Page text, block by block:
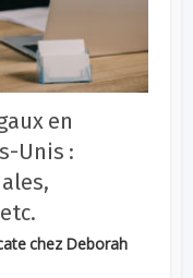
en
Unis :
chez Deborah